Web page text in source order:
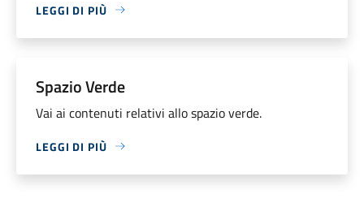
LEGGI DI PIÙ
Spazio Verde
Vai ai contenuti relativi allo spazio verde.
LEGGI DI PIÙ